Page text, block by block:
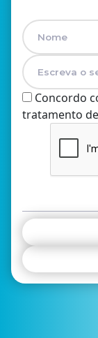
Concordo
tratamento